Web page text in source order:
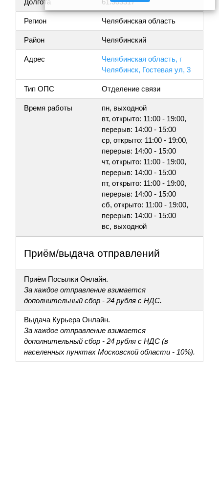
Долгота 61.303317
Регион Челябинская область
Район Челябинский
Адрес
Челябинская область, г
Челябинск, Гостевая ул, 3
Тип ОПС Отделение связи
Время работы
пн, выходной
вт, открыто: 11:00 - 19:00,
перерыв: 14:00 - 15:00
ср, открыто: 11:00 - 19:00,
перерыв: 14:00 - 15:00
чт, открыто: 11:00 - 19:00,
перерыв: 14:00 - 15:00
пт, открыто: 11:00 - 19:00,
перерыв: 14:00 - 15:00
сб, открыто: 11:00 - 19:00,
перерыв: 14:00 - 15:00
вс, выходной
Приём/выдача отправлений
Приём Посылки Онлайн.
За каждое отправление взимается
дополнительный сбор - 24 рубля с НДС.
Выдача Курьера Онлайн.
За каждое отправление взимается
дополнительный сбор - 24 рубля с НДС (в
населенных пунктах Московской области - 10%).